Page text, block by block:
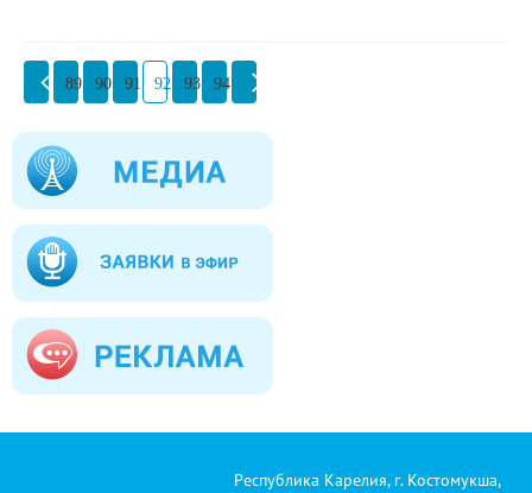
89 90 91 92 93 94
Республика Карелия, г. Костомукша,